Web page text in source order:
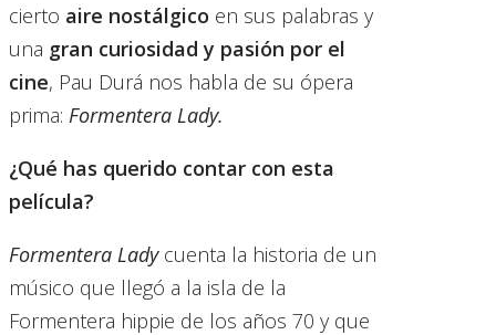
cierto aire nostálgico en sus palabras y
una gran curiosidad y pasión por el
cine, Pau Durá nos habla de su ópera
prima: Formentera Lady.
¿Qué has querido contar con esta
película?
Formentera Ladycuenta la historia de un
músico que llegó a la isla de la
Formentera hippie de los años 70 y que